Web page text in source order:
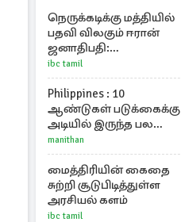
நெருக்கடிக்கு மத்தியில்
பதவி விலகும் ஈரான்
ஜனாதிபதி:
வெளியானது
சர்ச்சையின் உண்மை
நிலை
ibc tamil
Philippines : 10
ஆண்டுகள் படுக்கைக்கு
அடியில் இருந்த பல
கோடி மதிப்புள்ள அரிய
முத்து!
manithan
மைத்திரியின் கைதை
சுற்றி சூடுபிடித்துள்ள
அரசியல் களம்
ibc tamil